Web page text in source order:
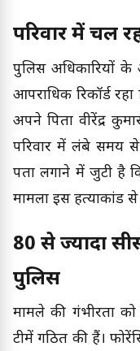
परिवार में चल
पुलिस अधिकारियों
आपराधिक रिकॉर्ड
अपने पिता वीरेंद्र
परिवार में लंबे समय से
पता लगाने में जुटी है
मामला इस हत्याकांड से
80 से ज्यादा
पुलिस
मामले की गंभीरता
टीमें गठित की हैं।